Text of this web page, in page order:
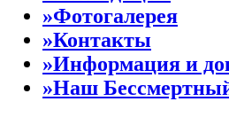
»Фотогалерея
»Контакты
»Информация и
»Наш